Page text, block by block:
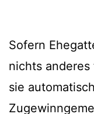
Sofern
nichts
sie